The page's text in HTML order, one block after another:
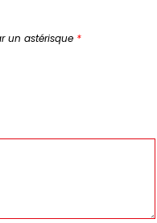
un astérisque *